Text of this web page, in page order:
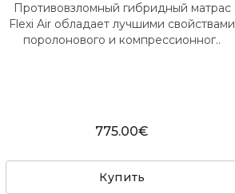
Противовзломный гибридный матрас
Flexi Air обладает лучшими свойствами
поролонового и компрессионног..
775.00€
Купить